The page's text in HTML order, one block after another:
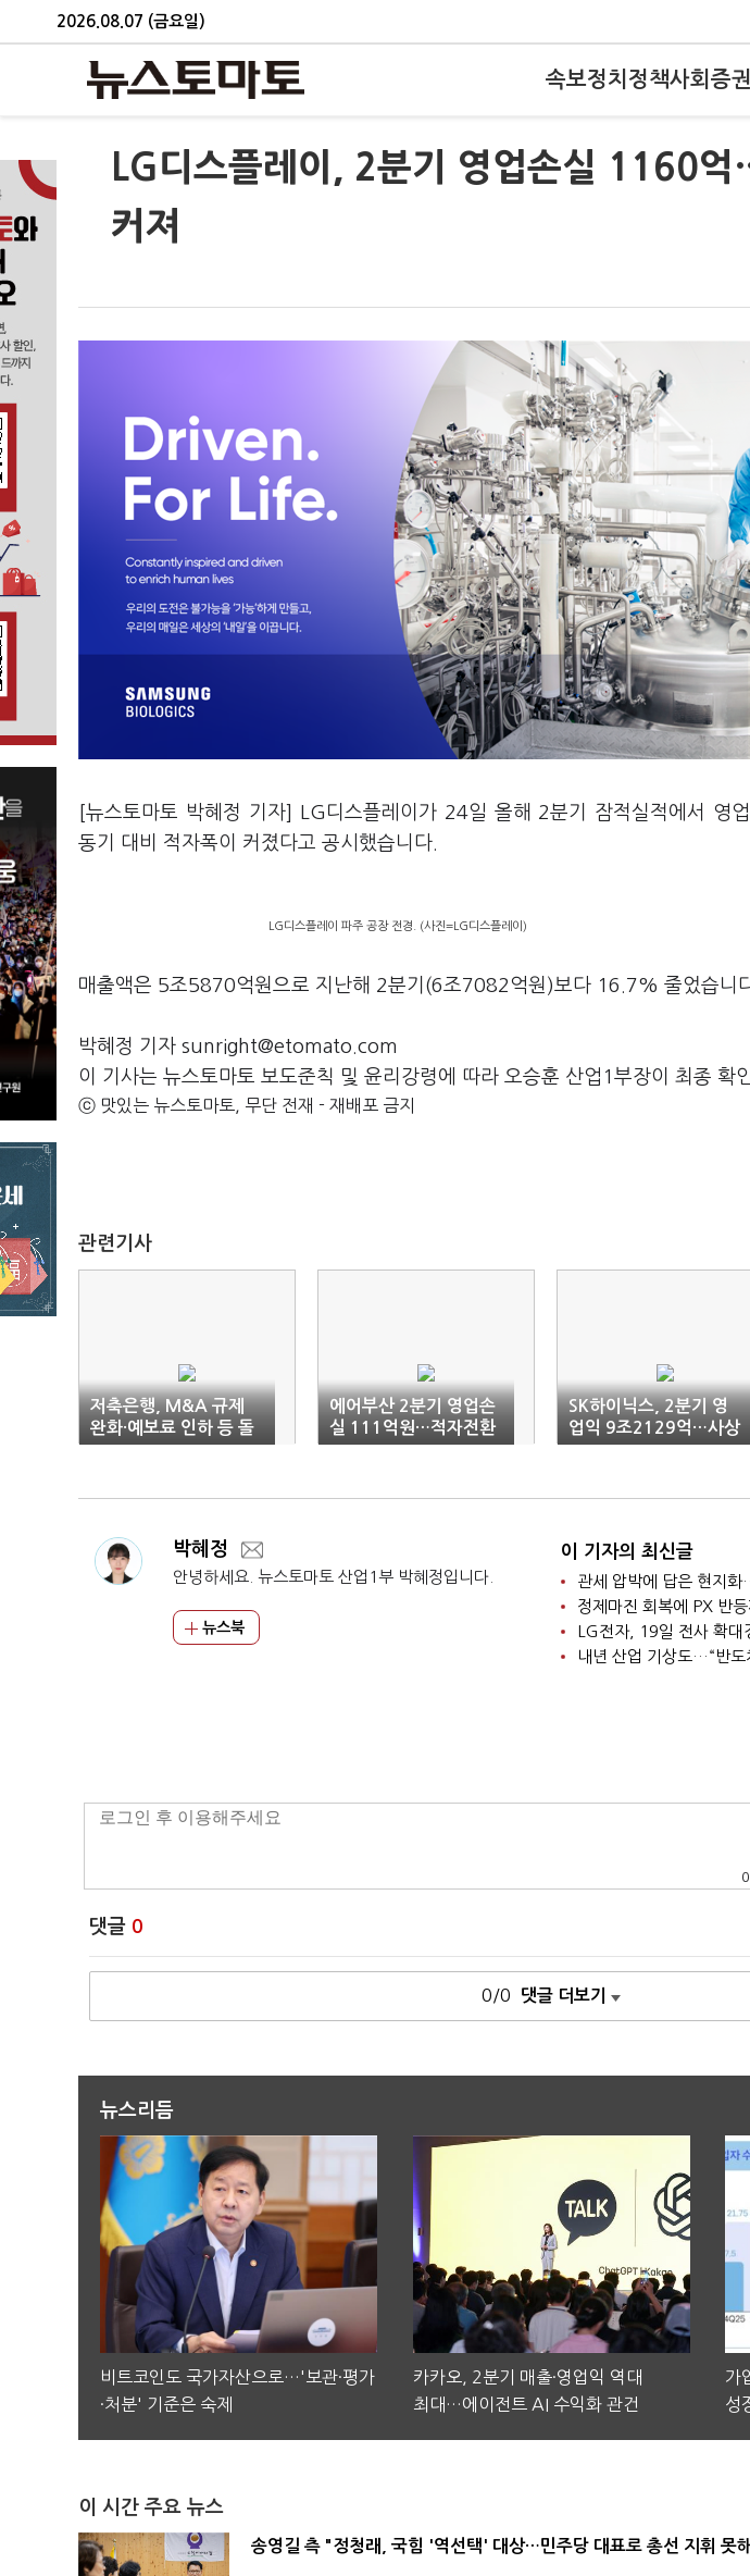
2026.08.07 (금요일)
속보정치 정책사회 증권
LG디스플레이, 2분기 영업손실 1160
커져
[뉴스토마토 박혜정 기자] LG디스플레이가 24일 올해 2분기 잠적실적에서 영
동기 대비 적자폭이 커졌다고 공시했습니다.
LG디스플레이 파주 공장 전경. (사진=LG디스플레이)
매출액은 5조5870억원으로 지난해 2분기(6조7082억원)보다 16.7% 줄었습니
박혜정 기자 sunright@etomato.com
이 기사는 뉴스토마토 보도준칙 및 윤리강령에 따라 오승훈 산업1부장이 최종 확
ⓒ 맛있는 뉴스토마토, 무단 전재 - 재배포 금지
관련기사
저축은행, M&A 규제
완화·예보료 인하 등 돌
파구 절실
에어부산 2분기 영업손
실 111억원…적자전환
SK하이닉스, 2분기 영
업익 9조2129억…사상
최대 분기 실적
박혜정
안녕하세요. 뉴스토마토 산업1부 박혜정입니다.
뉴스북
이 기자의 최신글
관세 압박에 답은 현지
정제마진 회복에 PX 반
LG전자, 19일 전사 확
내년 산업 기상도…“반도
0
댓글 0
0/0 댓글 더보기
뉴스리듬
비트코인도 국가자산으로…'보관·평가
·처분' 기준은 숙제
카카오, 2분기 매출·영업익 역대
최대…에이전트 AI 수익화 관건
가
성
이 시간 주요 뉴스
송영길 측 "정청래, 국힘 '역선택' 대상…민주당 대표로 총선 지휘 못